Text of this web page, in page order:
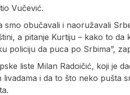
Vučević.
smo obučavali i naoružavali
a pitanje Kurtiju – kako to da
policiju da puca po Srbima”,
liste Milan Radoičić, koji je
i da to što neko pušta